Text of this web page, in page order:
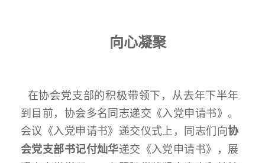
向心凝聚
在协会党支部的积极带领下，从去年下半年
到目前，协会多名同志递交《入党申请书》。
会议《入党申请书》递交仪式上，同志们向协
会党支部书记付灿华递交《入党申请书》，展